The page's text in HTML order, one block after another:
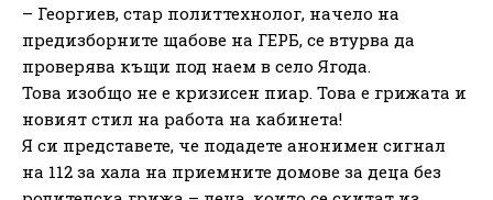
– Георгиев, стар политтехнолог, начело на
предизборните щабове на ГЕРБ, се втурва да
проверява къщи под наем в село Ягода.
Това изобщо не е кризисен пиар. Това е грижата и
новият стил на работа на кабинета!
Я си представете, че подадете анонимен сигнал
на 112 за хала на приемните домове за деца без